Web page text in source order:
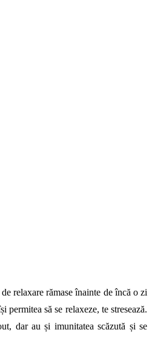
relaxare rămase înainte de încă o zi
să se relaxeze, te stresează.
dar au și imunitatea scăzută și se